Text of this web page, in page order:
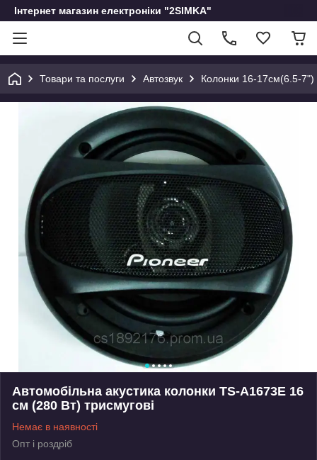
Інтернет магазин електроніки "2SIMKA"
Товари та послуги Автозвук Колонки 16-17см(6.5-7")
Автомобільна акустика колонки TS-A1673E 16
см (280 Вт) трисмугові
Немає в наявності
Опт і роздріб